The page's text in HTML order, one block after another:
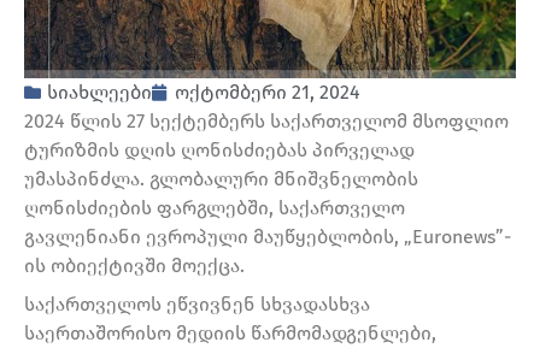
სიახლეები
ოქტომბერი 21, 2024
2024 წლის 27 სექტემბერს საქართველომ მსოფლიო
ტურიზმის დღის ღონისძიებას პირველად
უმასპინძლა. გლობალური მნიშვნელობის
ღონისძიების ფარგლებში, საქართველო
გავლენიანი ევროპული მაუწყებლობის, „Euronews”-
ის ობიექტივში მოექცა.
საქართველოს ეწვივნენ სხვადასხვა
საერთაშორისო მედიის წარმომადგენლები,